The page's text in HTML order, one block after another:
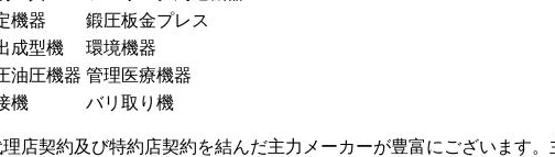
機器
鍛圧板金プレス
成型機
環境機器
油圧機器 管理医療機器
機 バリ取り機
店契約及び特約店契約を結んだ主力メーカーが豊富にございます